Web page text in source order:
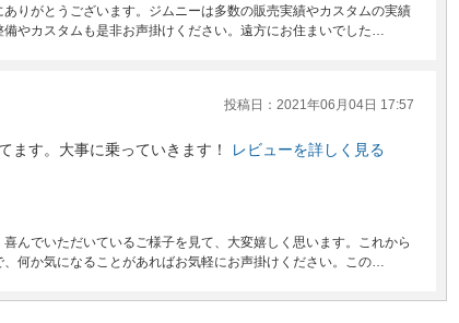
りがとうございます。ジムニーは多数の販売実績やカスタムの実績
やカスタムも是非お声掛けください。遠方にお住まいでした…
投稿日：2021年06月04日 17:57
ます。大事に乗っていきます！ レビューを詳しく見る
んでいただいているご様子を見て、大変嬉しく思います。これから
何か気になることがあればお気軽にお声掛けください。この…